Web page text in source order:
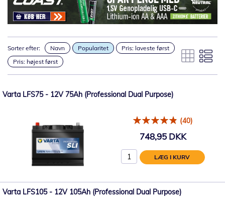
Sorter efter: Navn Popularitet
Pris: laveste først
Pris: højest først
Varta LFS75 - 12V 75Ah (Professional Dual Purpose)
(40)
748,95 DKK
LÆG I KURV
Varta LFS105 - 12V 105Ah (Professional Dual Purpose)